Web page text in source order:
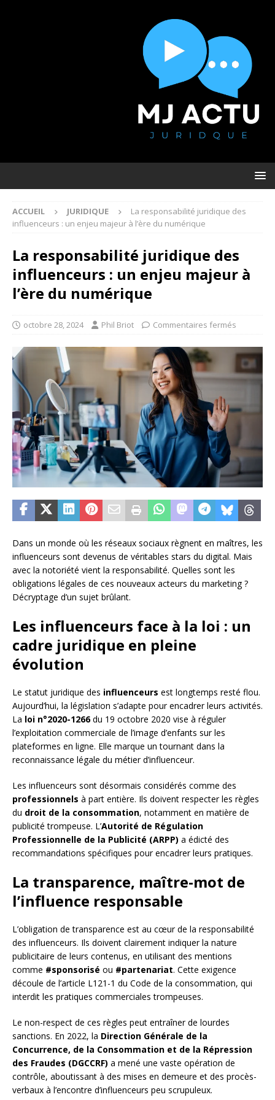
ACCUEIL JURIDIQUE
La responsabilité juridique des
influenceurs : un enjeu majeur à l’ère du numérique
La responsabilité juridique des
influenceurs : un enjeu majeur à
l’ère du numérique
octobre 28, 2024 Phil Briot Commentaires fermés
Dans un monde où les réseaux sociaux règnent en maîtres, les
influenceurs sont devenus de véritables stars du digital. Mais
avec la notoriété vient la responsabilité. Quelles sont les
obligations légales de ces nouveaux acteurs du marketing ?
Décryptage d’un sujet brûlant.
Les influenceurs face à la loi : un
cadre juridique en pleine
évolution
Le statut juridique des influenceurs est longtemps resté flou.
Aujourd’hui, la législation s’adapte pour encadrer leurs activités.
La loi n°2020-1266du 19 octobre 2020 vise à réguler
l’exploitation commerciale de l’image d’enfants sur les
plateformes en ligne. Elle marque un tournant dans la
reconnaissance légale du métier d’influenceur.
Les influenceurs sont désormais considérés comme des
professionnels à part entière. Ils doivent respecter les règles
du droit de la consommation, notamment en matière de
publicité trompeuse. L’Autorité de Régulation
Professionnelle de la Publicité (ARPP) a édicté des
recommandations spécifiques pour encadrer leurs pratiques.
La transparence, maître-mot de
l’influence responsable
L’obligation de transparence est au cœur de la responsabilité
des influenceurs. Ils doivent clairement indiquer la nature
publicitaire de leurs contenus, en utilisant des mentions
comme #sponsorisé ou #partenariat. Cette exigence
découle de l’article L121-1 du Code de la consommation, qui
interdit les pratiques commerciales trompeuses.
Le non-respect de ces règles peut entraîner de lourdes
sanctions. En 2022, la Direction Générale de la
Concurrence, de la Consommation et de la Répression
des Fraudes (DGCCRF) a mené une vaste opération de
contrôle, aboutissant à des mises en demeure et des procès-
verbaux à l’encontre d’influenceurs peu scrupuleux.